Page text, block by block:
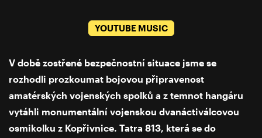
YOUTUBE MUSIC
V době zostřené bezpečnostní situace jsme se
rozhodli prozkoumat bojovou připravenost
amatérských vojenských spolků a z temnot hangáru
vytáhli monumentální vojenskou dvanáctiválcovou
osmikolku z Kopřivnice. Tatra 813, která se do